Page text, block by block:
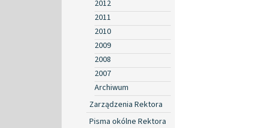
2012
2011
2010
2009
2008
2007
Archiwum
Zarządzenia Rektora
Pisma okólne Rektora